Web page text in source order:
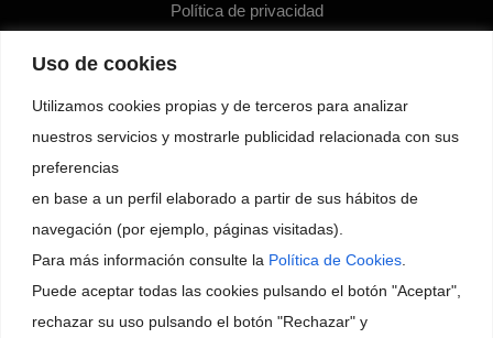
Uso de cookies
Utilizamos cookies propias y de terceros para analizar
nuestros servicios y mostrarle publicidad relacionada con sus
preferencias
en base a un perfil elaborado a partir de sus hábitos de
navegación (por ejemplo, páginas visitadas).
Para más información consulte la Política de Cookies
Puede aceptar todas las cookies pulsando el botón "Aceptar",
rechazar su uso pulsando el botón "Rechazar" y
Política de privacidad